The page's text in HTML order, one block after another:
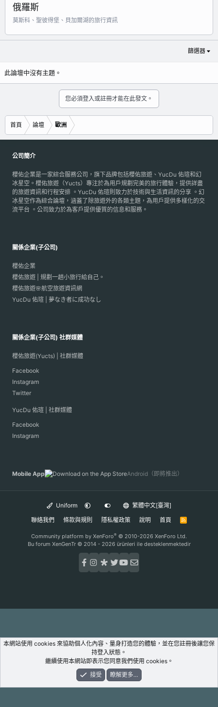
俄羅斯
莫斯科、聖彼得堡、貝加爾湖的旅行資訊
篩選器
此論壇中沒有主題。
您必須登入或註冊才能在此發文。
首頁 論壇 歐洲
公司簡介
櫻佑企業是一家綜合服務公司，旗下品牌包括櫻佑旅遊、YucDu 佑瑄和幻
冰星空。櫻佑旅遊（Yucts）專注於為用戶規劃完美的旅行體驗，提供詳盡
的旅遊資訊和行程安排 。YucDu 佑瑄則致力於技術與生活資訊的分享 。幻
冰星空作為綜合論壇，涵蓋了除旅遊外的各類主題，為用戶提供多樣化的交
流平台 。公司致力於為客戶提供優質的信息和服務。
關係企業(子公司)
櫻佑企業
櫻佑旅遊 | 規劃一趟小旅行給自己。
櫻佑旅遊🌸航空旅遊資訊網
YucDu 佑瑄 | 夢なき者に成功なし
關係企業(子公司) 社群媒體
櫻佑旅遊(Yucts) | 社群媒體
Facebook
Instagram
Twitter
YucDu 佑瑄 | 社群媒體
Facebook
Instagram
Mobile App Android（即將推出）
Uniform
繁體中文[臺灣]
聯絡我們
條款與規則 隱私權政策 說明 首頁
R
Community platform by XenForo® © 2010-2026 XenForo Ltd.
Bu forum XenGenTr © 2014 - 2026 ürünleri ile desteklenmektedir
登入
本網站使用 cookies 來協助個人化內容、量身打造您的體驗，並在您註冊後讓您保
持登入狀態。
繼續使用本網站即表示您同意我們使用 cookies。
接受
瞭解更多…